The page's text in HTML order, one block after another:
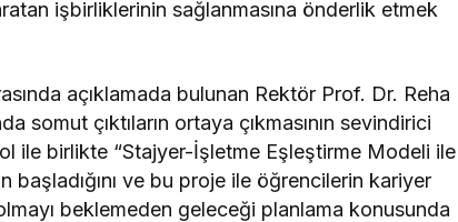
işbirliklerinin sağlanmasına önderlik etmek
açıklamada bulunan Rektör Prof. Dr. Reha
somut çıktıların ortaya çıkmasının sevindirici
ile birlikte “Stajyer-İşletme Eşleştirme Modeli ile
ve bu proje ile öğrencilerin kariyer
beklemeden geleceği planlama konusunda